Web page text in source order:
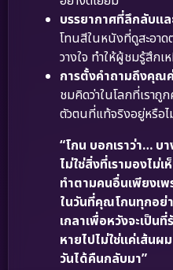
บรรยากาศที่ลึกลับแ
โทนสีในหนังที่ดูสะอาด
วางใจ ทำให้ผู้ชมรู้สึก
การตั้งคำถามถึงคุณ
ชมคิดว่าในโลกที่เราถู
ตัวตนที่แท้จริงอยู่หรือไ
“โกน บอกเราว่า… บ
ไม่ใช่สิ่งที่เรามองไม่
ทำตามคนอื่นเพียงเพ
ในวันที่คุณโกนทุกอย่
เกลาเพื่อหวังจะเป็
หายไปไม่ใช่แค่เส้น
วันได้คืนกลับมา”